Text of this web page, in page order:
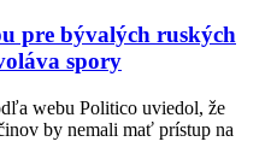
pre bývalých ruských
spory
webu Politico uviedol, že
by nemali mať prístup na